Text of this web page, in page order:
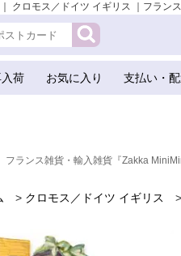
クロモス／ドイツ イギリス ｜フラ
荷 お気に入り 支払い・
フランス雑貨・輸入雑貨『Zakka
> クロモス／ドイツ イギリス >
世